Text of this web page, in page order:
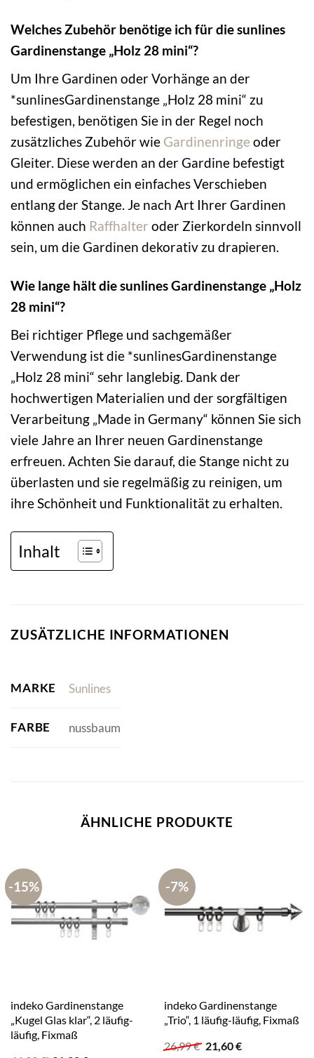
Welches Zubehör benötige ich für die sunlines
Gardinenstange „Holz 28 mini“?
Um Ihre Gardinen oder Vorhänge an der
*sunlinesGardinenstange „Holz 28 mini“ zu
befestigen, benötigen Sie in der Regel noch
zusätzliches Zubehör wie Gardinenringe oder
Gleiter. Diese werden an der Gardine befestigt
und ermöglichen ein einfaches Verschieben
entlang der Stange. Je nach Art Ihrer Gardinen
können auch Raffhalter oder Zierkordeln sinnvoll
sein, um die Gardinen dekorativ zu drapieren.
Wie lange hält die sunlines Gardinenstange „Holz
28 mini“?
Bei richtiger Pflege und sachgemäßer
Verwendung ist die *sunlinesGardinenstange
„Holz 28 mini“ sehr langlebig. Dank der
hochwertigen Materialien und der sorgfältigen
Verarbeitung „Made in Germany“ können Sie sich
viele Jahre an Ihrer neuen Gardinenstange
erfreuen. Achten Sie darauf, die Stange nicht zu
überlasten und sie regelmäßig zu reinigen, um
ihre Schönheit und Funktionalität zu erhalten.
Inhalt
ZUSÄTZLICHE INFORMATIONEN
MARKE Sunlines
FARBE nussbaum
ÄHNLICHE PRODUKTE
-15%
indeko Gardinenstange
„Kugel Glas klar“, 2 läufig-
läufig, Fixmaß
-7%
indeko Gardinenstange
„Trio“, 1 läufig-läufig, Fixmaß
26,99€ Ursprünglicher
21,60€Aktueller